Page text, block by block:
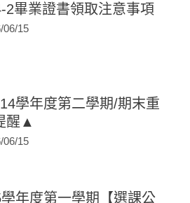
2畢業證書領取注意事項
06/15
學年度第二學期/期末重
醒▲
06/15
年度第一學期【選課公